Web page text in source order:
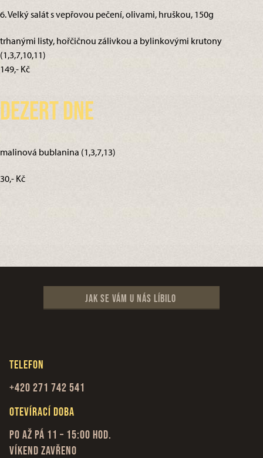
6. Velký salát s vepřovou pečení, olivami, hruškou, 150g
trhanými listy, hořčičnou zálivkou a bylinkovými krutony
(1,3,7,10,11)
149,- Kč
Dezert dne
malinová bublanina (1,3,7,13)
30,- Kč
Jak se vám u nás líbilo
Telefon
+420 271 742 541
Otevírací doba
Po až Pá 11 – 15:00 hod.
Víkend zavřeno